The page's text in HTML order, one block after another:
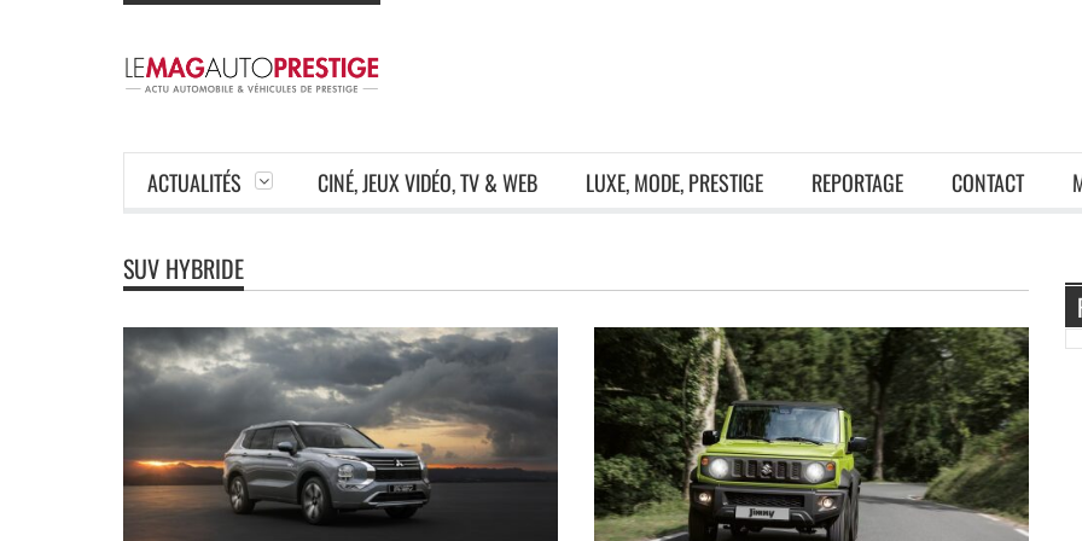
ACTUALITÉS CINÉ, JEUX VIDÉO, TV & WEB LUXE, MODE, PRESTIGE REPORTAGE CONTACT
SUV HYBRIDE